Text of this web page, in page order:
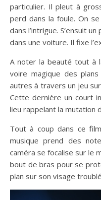
particulier. Il pleut à
perd dans la foule. On
dans l’intrigue. S’ensuit
dans une voiture. Il fixe
A noter la beauté tout à
voire magique des
autres à travers un jeu
Cette dernière un court
lieu rappelant la mutation
Tout à coup dans ce
musique prend des
caméra se focalise sur le
bout de bras pour se
plan sur son visage